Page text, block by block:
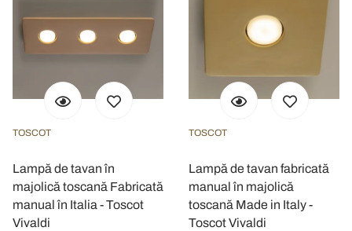
TOSCOT
Lampă de tavan în
majolică toscană Fabricată
manual în Italia - Toscot
Vivaldi
TOSCOT
Lampă de tavan fabricată
manual în majolică
toscană Made in Italy -
Toscot Vivaldi